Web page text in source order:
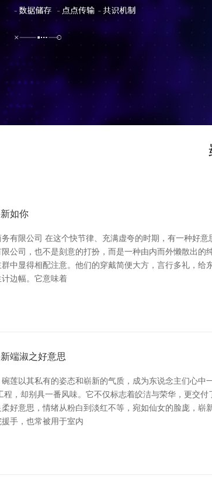
如你
有限公司 在这个快节律、充满虚夸的时期，有一种好
公司，也不是刻意的打扮，而是一种由内而外懒散出
中显得相配注意。他们的穿戴简便大方，言行多礼，
边幅。它意味着
端淑之好意思
莲以其私有的姿态和崭新的气质，成为东说念主们心
程，却别具一番风味。它不仅标志着皎洁与荣华，更交
好意思，情绪从粉白到淡红不等，宛如仙女的脸庞，
手，也常被用于室内